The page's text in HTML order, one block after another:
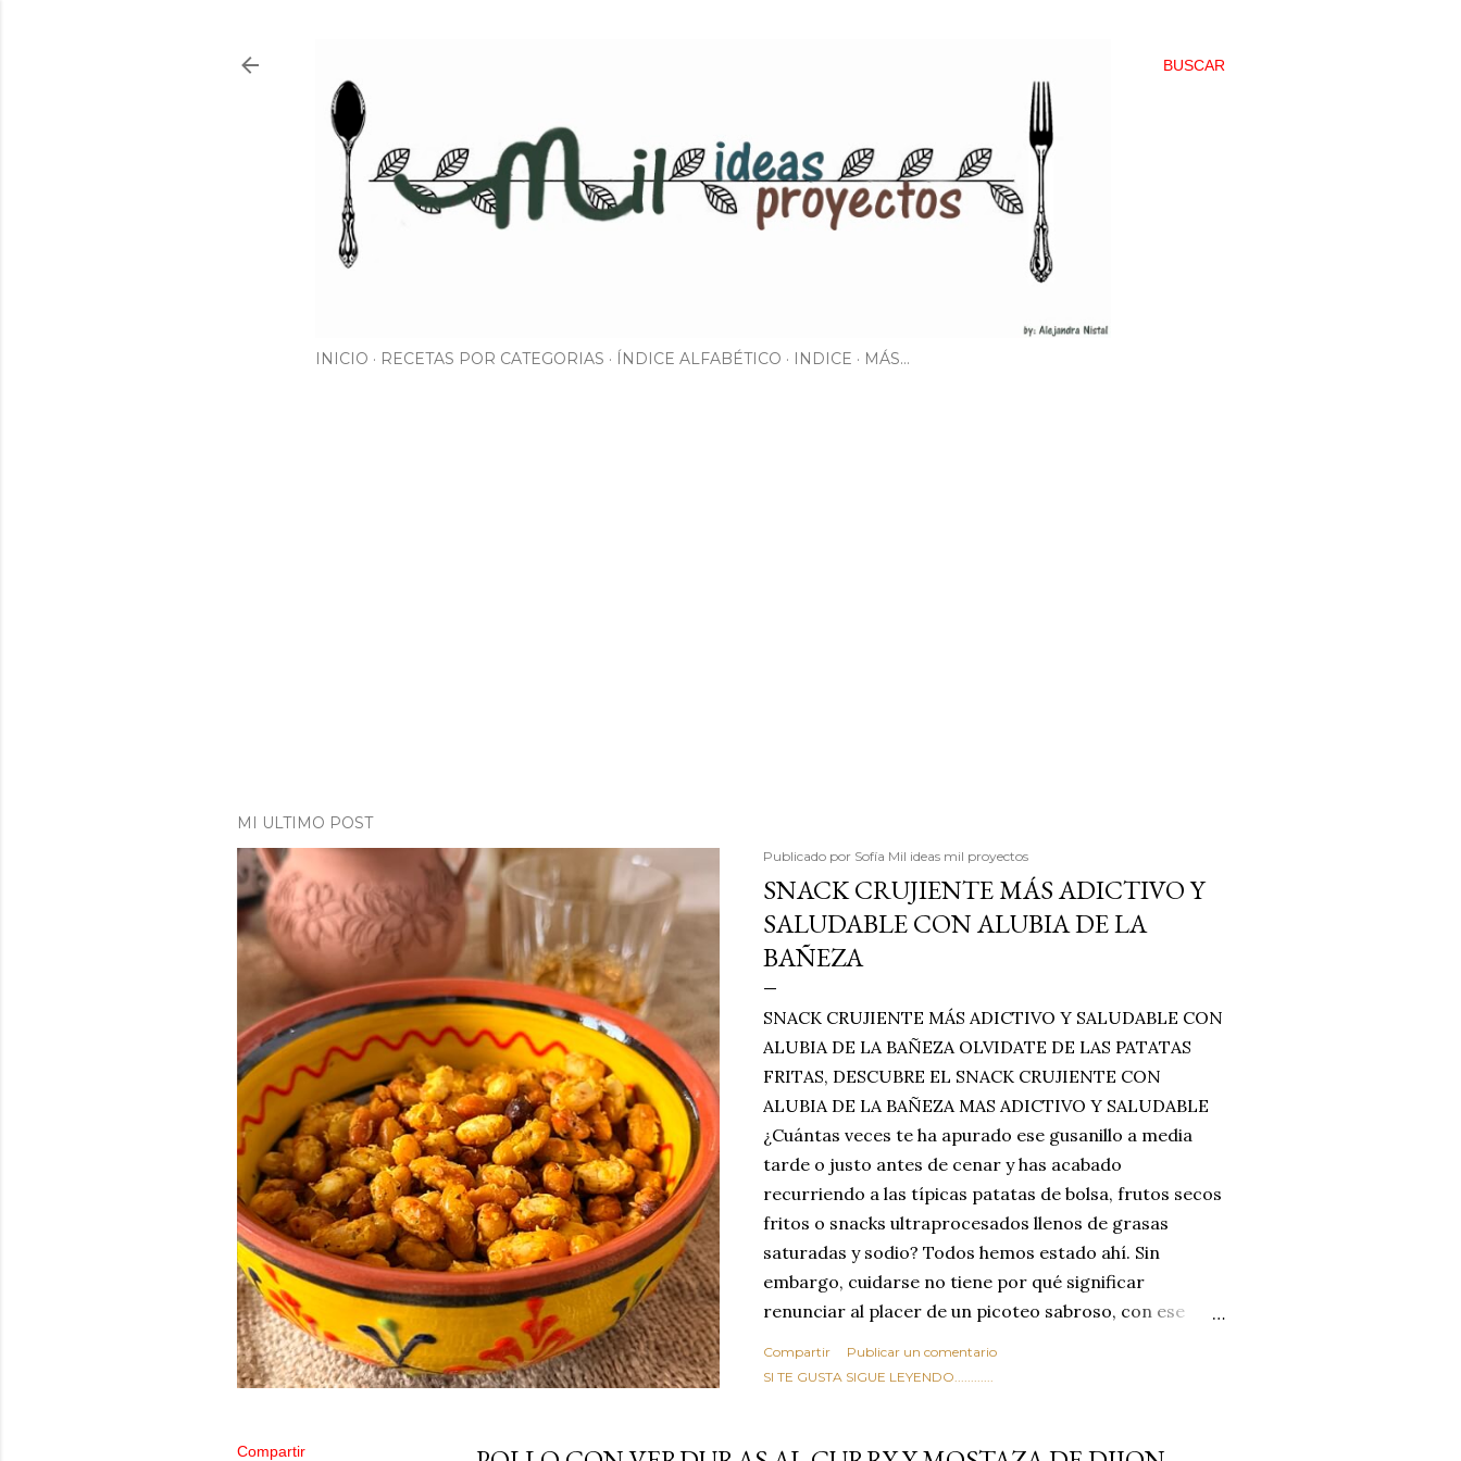
BUSCAR
INICIO RECETAS POR CATEGORIAS ÍNDICE ALFABÉTICO INDICE MÁS…
MI ULTIMO POST
Publicado por Sofía Mil ideas mil proyectos
SNACK CRUJIENTE MÁS ADICTIVO Y
SALUDABLE CON ALUBIA DE LA
BAÑEZA
SNACK CRUJIENTE MÁS ADICTIVO Y SALUDABLE CON
ALUBIA DE LA BAÑEZA OLVIDATE DE LAS PATATAS
FRITAS, DESCUBRE EL SNACK CRUJIENTE CON
ALUBIA DE LA BAÑEZA MAS ADICTIVO Y SALUDABLE
¿Cuántas veces te ha apurado ese gusanillo a media
tarde o justo antes de cenar y has acabado
recurriendo a las típicas patatas de bolsa, frutos secos
fritos o snacks ultraprocesados llenos de grasas
saturadas y sodio? Todos hemos estado ahí. Sin
embargo, cuidarse no tiene por qué significar
renunciar al placer de un picoteo sabroso, con ese
Estas alubias crujientes al horno van a cambiar por
Compartir
Publicar un comentario
SI TE GUSTA SIGUE LEYENDO............
Compartir